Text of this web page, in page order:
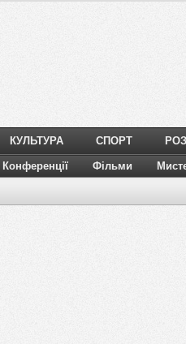
КУЛЬТУРА СПОРТ
Конференції Фільми